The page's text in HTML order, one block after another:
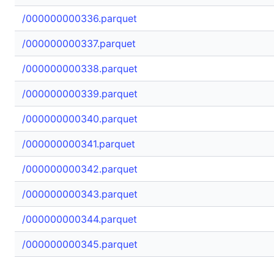
/000000000336.parquet
/000000000337.parquet
/000000000338.parquet
/000000000339.parquet
/000000000340.parquet
/000000000341.parquet
/000000000342.parquet
/000000000343.parquet
/000000000344.parquet
/000000000345.parquet